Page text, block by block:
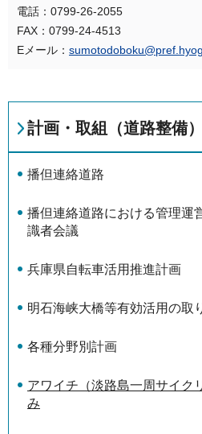
電話：0799-26-2055
FAX：0799-24-4513
Eメール：
計画・取組（道路整備）
播但連絡道路
播但連絡道路における管理運
識者会議
兵庫県自転車活用推進計画
明石海峡大橋等有効活用の取
各種分野別計画
アワイチ（淡路島一周サイク
み